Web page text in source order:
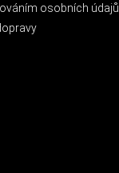
osobních údajů